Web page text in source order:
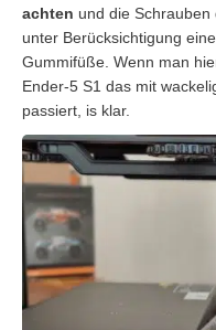
achten und die
unter Berücksichtigung
Gummifüße. Wenn man
Ender-5 S1 das mit
passiert, is klar.